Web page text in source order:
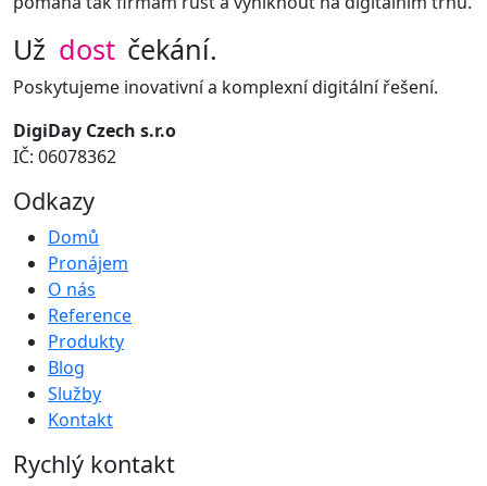
Už dost čekání.
Poskytujeme inovativní a komplexní digitální řešení.
DigiDay Czech s.r.o
IČ: 06078362
Odkazy
Domů
Pronájem
O nás
Reference
Produkty
Blog
Služby
Kontakt
Rychlý kontakt